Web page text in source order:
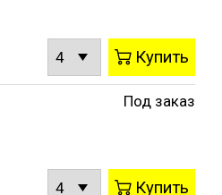
Купить
Под заказ
Купить